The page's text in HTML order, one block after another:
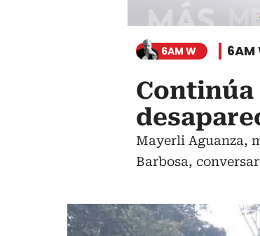
6AM W 6AM
Continúa
Mayerli Aguanza,
Barbosa,